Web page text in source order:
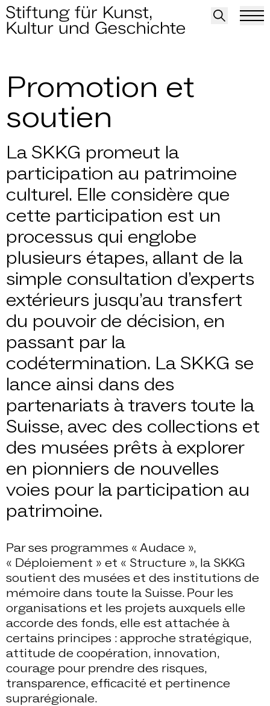
Promotion et
Promotion et
soutien
La SKKG promeut la
participation au patrimoine
culturel. Elle considère que
cette participation est un
processus qui englobe
plusieurs étapes, allant de la
simple consultation d’experts
extérieurs jusqu’au transfert
du pouvoir de décision, en
passant par la
codétermination. La SKKG se
lance ainsi dans des
partenariats à travers toute la
Suisse, avec des collections et
des musées prêts à explorer
en pionniers de nouvelles
voies pour la participation au
patrimoine.
Par ses programmes « Audace »,
« Déploiement » et « Structure », la SKKG
soutient des musées et des institutions de
mémoire dans toute la Suisse. Pour les
organisations et les projets auxquels elle
accorde des fonds, elle est attachée à
certains principes : approche stratégique,
attitude de coopération, innovation,
courage pour prendre des risques,
transparence, efficacité et pertinence
suprarégionale.